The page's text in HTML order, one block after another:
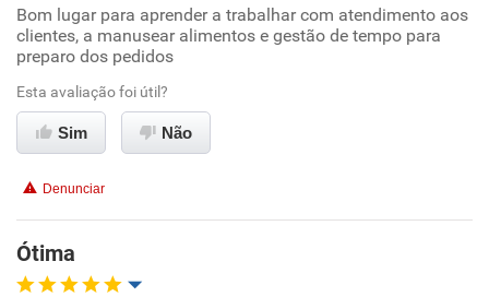
Oportunidade de promoção
Ambiente de trabalho
Conciliação com a vida familiar
Bom lugar para aprender a trabalhar com atendimento aos
clientes, a manusear alimentos e gestão de tempo para
preparo dos pedidos
Esta avaliação foi útil?
Sim Não
Denunciar
Ótima